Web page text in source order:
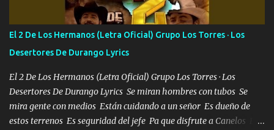
cuenta chequeen gráficas del kitch
El 2 De Los Hermanos (Letra Oficial) Grupo Los Torres · Los
Desertores De Durango Lyrics
El 2 De Los Hermanos (Letra Oficial) Grupo Los Torres · Los
Desertores De Durango Lyrics Se miran hombres con tubos Se
mira gente con medios Están cuidando a un señor Es dueño de
estos terrenos Es seguridad del jefe Pa que disfrute a Canelos Es